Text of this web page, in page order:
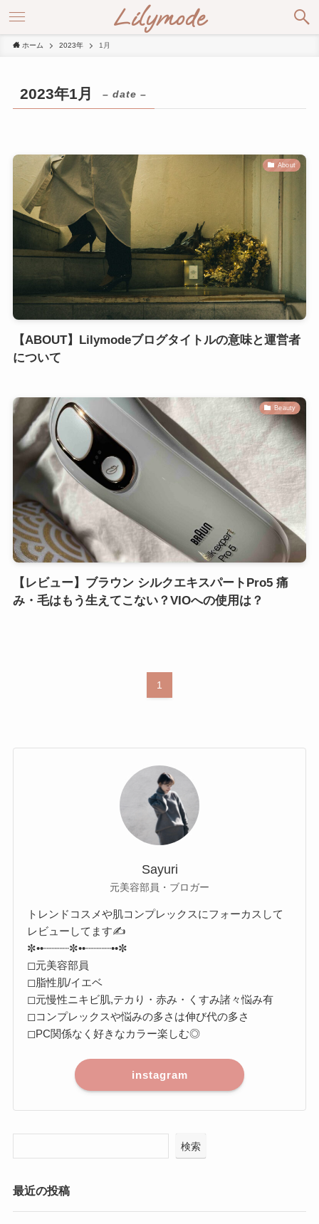
Lilymode
ホーム 2023年 1月
2023年1月 – date –
About
【ABOUT】Lilymodeブログタイトルの意味と運営者
について
Beauty
【レビュー】ブラウン シルクエキスパートPro5 痛
み・毛はもう生えてこない？VIOへの使用は？
1
Sayuri
元美容部員・ブロガー
トレンドコスメや肌コンプレックスにフォーカスして
レビューしてます✍️
✼••┈┈┈┈✼••┈┈┈┈••✼
◻︎元美容部員
◻︎脂性肌/イエベ
◻︎元慢性ニキビ肌,テカり・赤み・くすみ諸々悩み有
◻︎コンプレックスや悩みの多さは伸び代の多さ
◻︎PC関係なく好きなカラー楽しむ◎
instagram
検索
最近の投稿